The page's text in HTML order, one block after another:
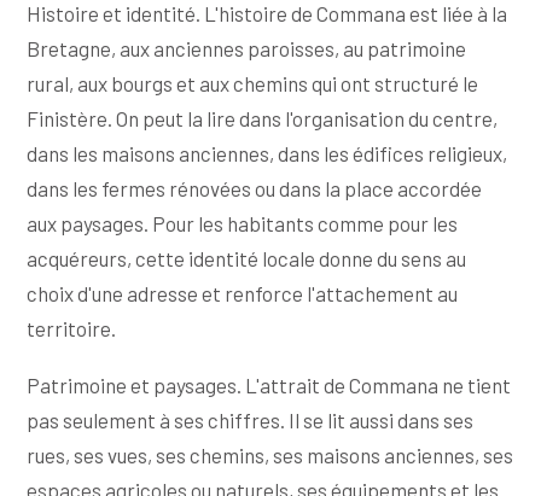
Histoire et identité. L'histoire de Commana est liée à la
Bretagne, aux anciennes paroisses, au patrimoine
rural, aux bourgs et aux chemins qui ont structuré le
Finistère. On peut la lire dans l'organisation du centre,
dans les maisons anciennes, dans les édifices religieux,
dans les fermes rénovées ou dans la place accordée
aux paysages. Pour les habitants comme pour les
acquéreurs, cette identité locale donne du sens au
choix d'une adresse et renforce l'attachement au
territoire.
Patrimoine et paysages. L'attrait de Commana ne tient
pas seulement à ses chiffres. Il se lit aussi dans ses
rues, ses vues, ses chemins, ses maisons anciennes, ses
espaces agricoles ou naturels, ses équipements et les